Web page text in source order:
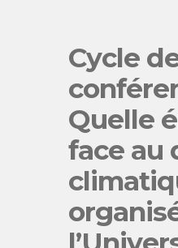
Cycle
Quelle
face au